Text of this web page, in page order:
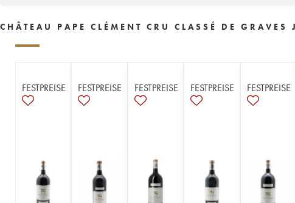
1976 1974
1956
1955 1953 1952
1950
1949
1947 1945 1944
CHÂTEAU PAPE CLÉMENT CRU CLASSÉ DE GRAVES
FESTPREISE FESTPREISE FESTPREISE FESTPREISE FESTPREISE